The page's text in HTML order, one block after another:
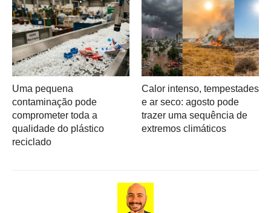
Uma pequena
contaminação pode
comprometer toda a
qualidade do plástico
reciclado
Calor intenso, tempestades
e ar seco: agosto pode
trazer uma sequência de
extremos climáticos